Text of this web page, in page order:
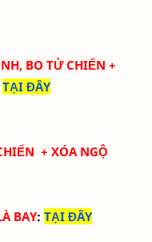
BO TỬ CHIẾN +
TẠI ĐÂY
+ XÓA NGỘ
BAY: TẠI ĐÂY